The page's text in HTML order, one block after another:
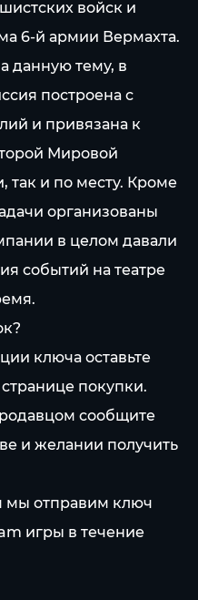
войск и
6-й армии Вермахта.
данную тему, в
построена с
и привязана к
Мировой
так и по месту. Кроме
организованы
в целом давали
событий на театре
ключа оставьте
покупки.
сообщите
и желании получить
отправим ключ
игры в течение